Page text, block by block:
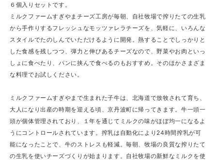
６個入りセットです。
ミルクファームすぎやまチーズ工房が毎朝、自社牧場で搾りたての生乳
から手作りするフレッシュなモッツァレラチーズを、気軽に、いろんな
スタイルでたのしんでいただけるように開発。熱することでしっかりと
した食感を残しつつ、弾力と伸びあるチーズなので、野菜やお肉といっ
しょに食べたり、パンに挟んで食べるのもおすすめ。そのほかさまざま
な料理でお試しください。
ミルクファームすぎやまで生まれた子牛は、北海道で放牧されて育ち、
大人になり出産の時期を迎える頃、京丹波町に帰ってきます。牛一頭一
頭が個体管理されており、１年を通じてミルクの味がほぼ均一になるよ
うにコントロールされています。搾乳は自動化により24時間搾乳が可
能になったことで、牛のストレスも軽減。毎朝、牧場の良質な搾りたて
の生乳を使いチーズづくりが始まります。自社牧場の新鮮なミルクを使